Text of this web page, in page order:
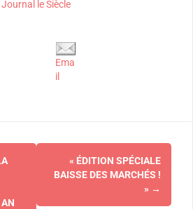
le Siècle
Ema
il
AN
« ÉDITION SPÉCIALE
BAISSE DES MARCHÉS !
» →